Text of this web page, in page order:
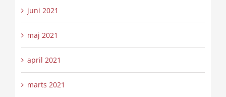
juni 2021
maj 2021
april 2021
marts 2021